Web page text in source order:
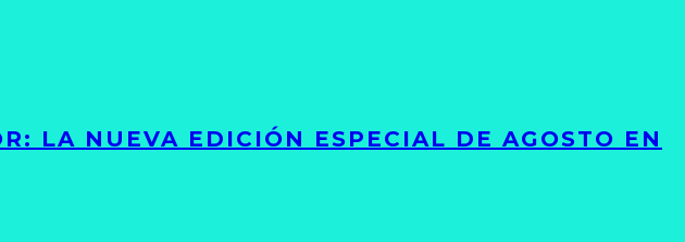
LA NUEVA EDICIÓN ESPECIAL DE AGOSTO EN